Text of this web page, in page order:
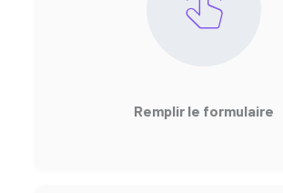
Remplir le formulaire